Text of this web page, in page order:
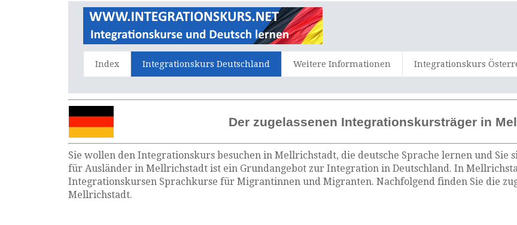
Index Integrationskurs Deutschland Weitere Informationen Integrationskurs
Der zugelassenen Integrationskursträger in
Sie wollen den Integrationskurs besuchen in Mellrichstadt, die deutsche Sprache lernen und Sie
für Ausländer in Mellrichstadt ist ein Grundangebot zur Integration in Deutschland. In
Integrationskursen Sprachkurse für Migrantinnen und Migranten. Nachfolgend finden Sie die
Mellrichstadt.